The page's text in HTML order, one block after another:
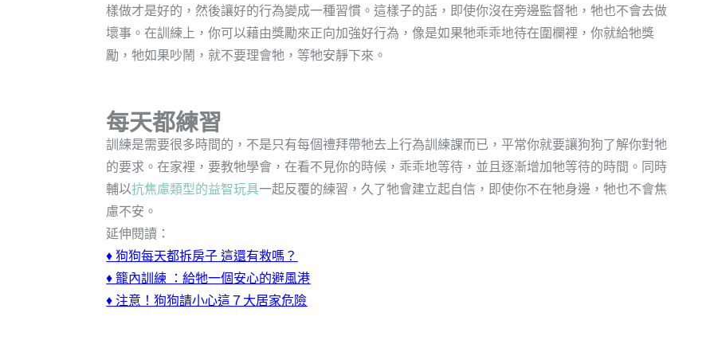
樣做才是好的，然後讓好的行為變成一種習慣。這樣子的話，即使你沒在旁邊監督牠，牠也不會去做
壞事。在訓練上，你可以藉由獎勵來正向加強好行為，像是如果牠乖乖地待在圍欄裡，你就給牠獎
勵，牠如果吵鬧，就不要理會牠，等牠安靜下來。
每天都練習
訓練是需要很多時間的，不是只有每個禮拜帶牠去上行為訓練課而已，平常你就要讓狗狗了解你對牠
的要求。在家裡，要教牠學會，在看不見你的時候，乖乖地等待，並且逐漸增加牠等待的時間。同時
輔以抗焦慮類型的益智玩具一起反覆的練習，久了牠會建立起自信，即使你不在牠身邊，牠也不會焦
慮不安。
延伸閱讀：
♦狗狗每天都拆房子 這還有救嗎？
♦籠內訓練 ：給牠一個安心的避風港
♦注意！狗狗請小心這７大居家危險